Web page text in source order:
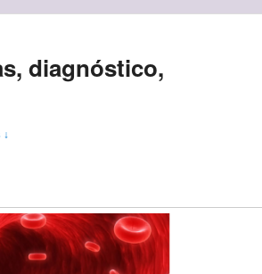
diagnóstico,
↓